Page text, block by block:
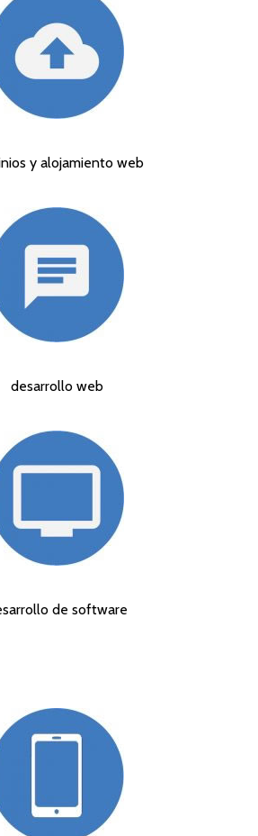
y alojamiento web
desarrollo web
de software